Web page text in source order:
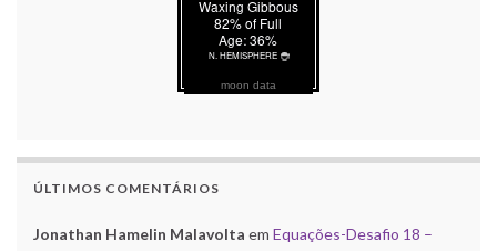
moon data
ÚLTIMOS COMENTÁRIOS
Jonathan Hamelin Malavolta em Equações-Desafio 18 –